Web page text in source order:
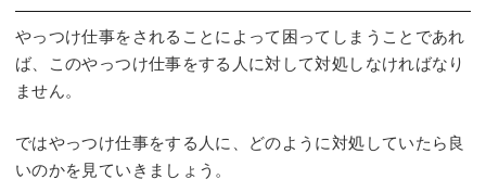
やっつけ仕事をされることによって困ってしまうことであれ
ば、このやっつけ仕事をする人に対して対処しなければなり
ません。
ではやっつけ仕事をする人に、どのように対処していたら良
いのかを見ていきましょう。